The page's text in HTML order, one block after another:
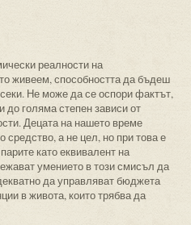
реалности на
живеем, способността да бъдеш
Не може да се оспори фактът,
до голяма степен зависи от
Децата на нашето време
средство, а не цел, но при това е
като еквивалент на
умението в този смисъл да
да управляват бюджета
в живота, които трябва да